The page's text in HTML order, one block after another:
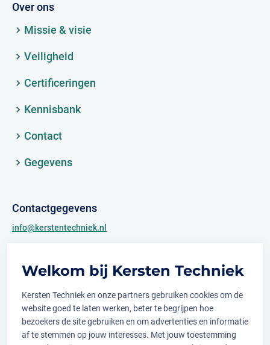
Welkom bij Kersten Techniek
Kersten Techniek en onze partners gebruiken cookies om de
website goed te laten werken, beter te begrijpen hoe
bezoekers de site gebruiken en om advertenties en informatie
af te stemmen op jouw interesses. Met jouw toestemming
Over ons
Missie & visie
Veiligheid
Certificeringen
Kennisbank
Contact
Gegevens
Contactgegevens
info@kerstentechniek.nl
Archimedesweg 2
Volg ons op